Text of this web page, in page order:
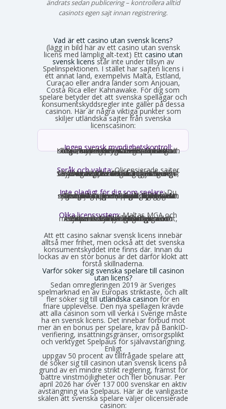
ändrats sedan publicering – kontrollera alltid
casinots egen sajt innan registrering.
Vad är ett casino utan svensk licens?
(lägg in bild här av ett casino utan svensk
licens med lämplig alt-text) Ett casino utan
svensk licens står inte under tillsyn av
Spelinspektionen. I stället har sajten licens i
ett annat land, exempelvis Malta, Estland,
Curaçao eller andra länder som Anjouan,
Costa Rica eller Kahnawake. För dig som
spelare betyder det att svenska spellagar och
konsumentskyddsregler inte gäller på dessa
casinon. Här är några viktiga punkter som
skiljer utländska sajter från svenska
licenscasinon:
Ingen svensk myndighetskontroll:
Spelinspektionen övervakar inte verksamheten. Den utländska licensmyndigheten ställer sina egna krav, som kan vara mildare i vissa avseenden och strängare i andra. Konsumentverktyg som Spelpaus och obligatoriska spelgränser saknas helt.
Språk och valuta:Olicensierade sajter
får formellt inte rikta sig mot Sverige, vilket innebär att många saknar svensk text, svensk kundtjänst och SEK som valuta. Engelska och euro är vanligast. Det förekommer ändå sajter som har svensk översättning – en juridisk gråzon som regeringen vill täppa till från 2027.
Inte olagligt för dig som spelare:Du
som privatperson begår inget brott genom att spela på ett utländskt casino för egna pengar. Spellagen förbjuder olicensierade bolag att aktivt rikta sig mot Sverige, men du riskerar inga juridiska påföljder av att själv söka upp och spela på en sådan sajt. Däremot finns andra skyldigheter, framför allt kring skatt.
Olika licenssystem:Maltas MGA och
Estlands EMTA betraktas som striktare och mer pålitliga med europeisk standard. Curaçao och Anjouan är mer lättillgängliga och medför mindre byråkrati för casinot, vilket också påverkar hur väl spelarskyddet garanteras.
Att ett casino saknar svensk licens innebär
alltså mer frihet, men också att det svenska
konsumentskyddet inte finns där. Innan du
lockas av en stor bonus är det därför klokt att
förstå skillnaderna.
Varför söker sig svenska spelare till casinon
utan licens?
Sedan omregleringen 2019 är Sveriges
spelmarknad en av Europas striktaste, och allt
fler söker sig till utländska casinon för en
friare upplevelse. Den nya spellagen krävde
att alla casinon som vill verka i Sverige måste
ha en svensk licens. Det innebar förbud mot
mer än en bonus per spelare, krav på BankID-
verifiering, insättningsgränser, omsorgsplikt
och verktyget Spelpaus för självavstängning.
Enligt
Spelinspektionens senaste lägesbild över den olicensierade spelmarknaden
uppgav 50 procent av tillfrågade spelare att
de söker sig till casinon utan svensk licens på
grund av en mindre strikt reglering, främst för
bättre vinstmöjligheter och fler bonusar. Per
april 2026 har över 137 000 svenskar en aktiv
avstängning via Spelpaus. Här är de vanligaste
skälen att svenska spelare väljer olicensierade
casinon: